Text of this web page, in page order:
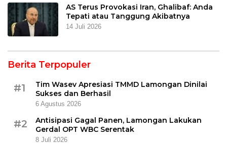
AS Terus Provokasi Iran, Ghalibaf: Anda
Tepati atau Tanggung Akibatnya
14 Juli 2026
Berita Terpopuler
#1
Tim Wasev Apresiasi TMMD Lamongan Dinilai
Sukses dan Berhasil
6 Agustus 2026
#2
Antisipasi Gagal Panen, Lamongan Lakukan
Gerdal OPT WBC Serentak
8 Juli 2026